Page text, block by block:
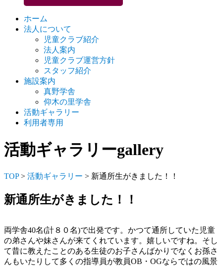
ホーム
法人について
児童クラブ紹介
法人案内
児童クラブ運営方針
スタッフ紹介
施設案内
真野学舎
仰木の里学舎
活動ギャラリー
利用者専用
活動ギャラリーgallery
TOP> 活動ギャラリー > 新通所生がきました！！
新通所生がきました！！
両学舎40名(計８０名)で出発です。かつて通所していた児童
の弟さんや妹さんが来てくれています。嬉しいですね。そし
て昔に教えたことのある生徒のお子さんばかりでなくお孫さ
んもいたりして多くの指導員が教員OB・OGならではの風景